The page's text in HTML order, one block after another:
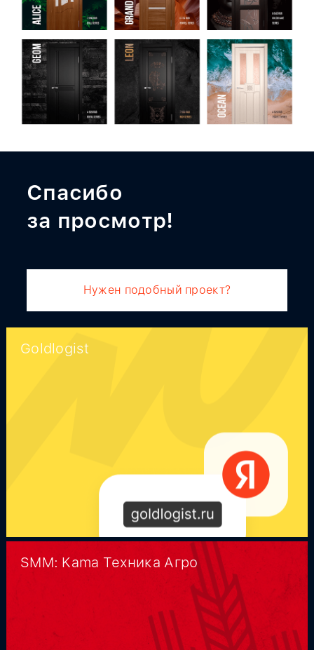
Спасибо
за просмотр!
Нужен подобный проект?
Goldlogist
SMM: Kama Техника Агро